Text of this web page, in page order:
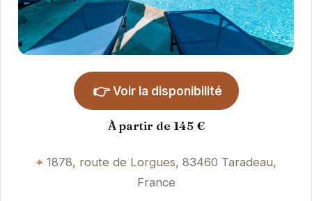
👉 Voir la disponibilité
À partir de 145 €
1878, route de Lorgues, 83460 Taradeau,
France